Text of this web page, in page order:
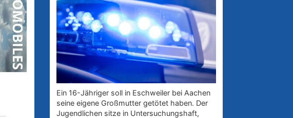
Ein 16-Jähriger soll in Eschweiler bei Aachen
seine eigene Großmutter getötet haben. Der
Jugendlichen sitze in Untersuchungshaft,